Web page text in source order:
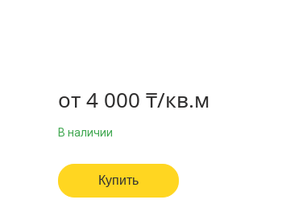
от4 000 ₸/кв.м
В наличии
Купить